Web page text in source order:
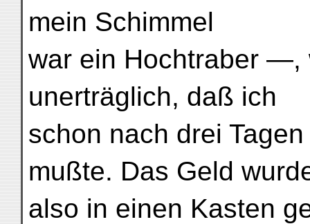
mein Schimmel
war ein Hochtraber —,
unerträglich, daß ich
schon nach drei
mußte. Das Geld
also in einen Kasten